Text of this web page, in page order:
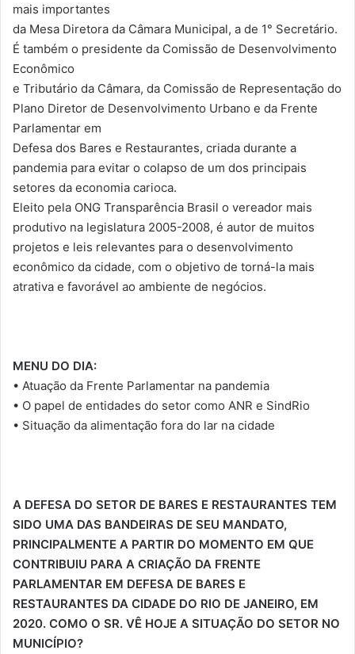
mais importantes
da Mesa Diretora da Câmara Municipal, a de 1° Secretário.
É também o presidente da Comissão de Desenvolvimento
Econômico
e Tributário da Câmara, da Comissão de Representação do
Plano Diretor de Desenvolvimento Urbano e da Frente
Parlamentar em
Defesa dos Bares e Restaurantes, criada durante a
pandemia para evitar o colapso de um dos principais
setores da economia carioca.
Eleito pela ONG Transparência Brasil o vereador mais
produtivo na legislatura 2005-2008, é autor de muitos
projetos e leis relevantes para o desenvolvimento
econômico da cidade, com o objetivo de torná-la mais
atrativa e favorável ao ambiente de negócios.
MENU DO DIA:
• Atuação da Frente Parlamentar na pandemia
• O papel de entidades do setor como ANR e SindRio
• Situação da alimentação fora do lar na cidade
A DEFESA DO SETOR DE BARES E RESTAURANTES TEM
SIDO UMA DAS BANDEIRAS DE SEU MANDATO,
PRINCIPALMENTE A PARTIR DO MOMENTO EM QUE
CONTRIBUIU PARA A CRIAÇÃO DA FRENTE
PARLAMENTAR EM DEFESA DE BARES E
RESTAURANTES DA CIDADE DO RIO DE JANEIRO, EM
2020. COMO O SR. VÊ HOJE A SITUAÇÃO DO SETOR NO
MUNICÍPIO?